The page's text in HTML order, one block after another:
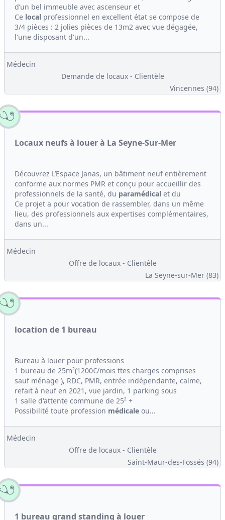
d’un bel immeuble avec ascenseur et
Ce local professionnel en excellent état se compose de
3/4 pièces : 2 jolies pièces de 13m2 avec vue dégagée,
l'une disposant d'un...
Médecin
Demande de locaux - Clientèle
Vincennes (94)
Locaux neufs à louer à La Seyne-Sur-Mer
Découvrez L’Espace Janas, un bâtiment neuf entièrement
conforme aux normes PMR et conçu pour accueillir des
professionnels de la santé, du paramédical et du
Ce projet a pour vocation de rassembler, dans un même
lieu, des professionnels aux expertises complémentaires,
dans un...
Médecin
Offre de locaux - Clientèle
La Seyne-sur-Mer (83)
location de 1 bureau
Bureau à louer pour professions
1 bureau de 25m²(1200€/mois ttes charges comprises
sauf ménage ), RDC, PMR, entrée indépendante, calme,
refait à neuf en 2021, vue jardin, 1 parking sous
1 salle d'attente commune de 25² +
Possibilité toute profession médicale ou...
Médecin
Offre de locaux - Clientèle
Saint-Maur-des-Fossés (94)
1 bureau grand standing à louer